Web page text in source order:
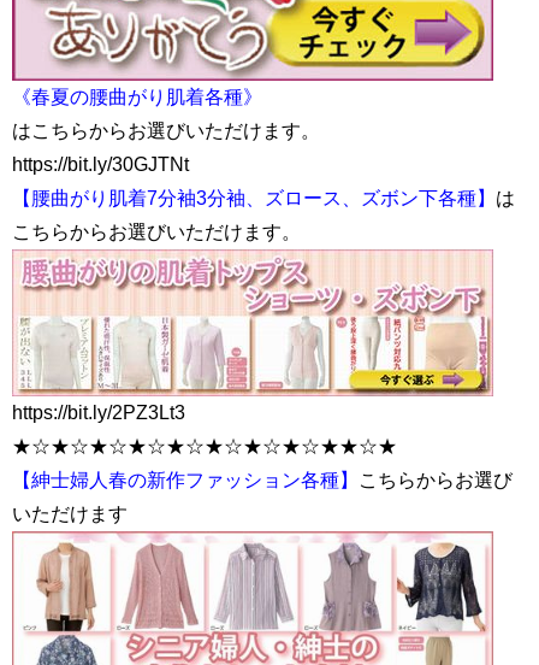
《春夏の腰曲がり肌着各種》
はこちらからお選びいただけます。
https://bit.ly/30GJTNt
【腰曲がり肌着7分袖3分袖、ズロース、ズボン下各種】 は
こちらからお選びいただけます。
https://bit.ly/2PZ3Lt3
★☆★☆★☆★☆★☆★☆★☆★☆★★☆★
【紳士婦人春の新作ファッション各種】
こちらからお選び
いただけます